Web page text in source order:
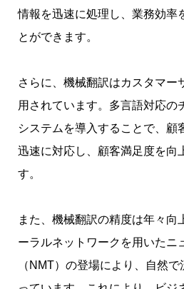
情報を迅速に処理し、業務効率
とができます。
さらに、機械翻訳はカスタマー
用されています。多言語対応の
システムを導入することで、顧
迅速に対応し、顧客満足度を向
す。
また、機械翻訳の精度は年々向
ーラルネットワークを用いたニ
（NMT）の登場により、自然